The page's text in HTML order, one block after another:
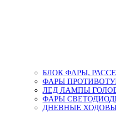
БЛОК ФАРЫ,
ФАРЫ
ЛЕД ЛАМПЫ
ФАРЫ
ДНЕВНЫЕ